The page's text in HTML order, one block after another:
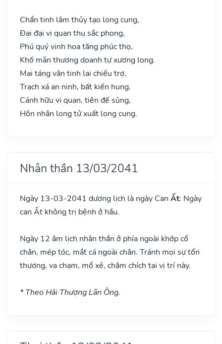
Chẩn tinh lâm thủy tạo long cung,
Đại đại vi quan thụ sắc phong,
Phú quý vinh hoa tăng phúc thọ,
Khố mãn thương doanh tự xương long.
Mai táng văn tinh lai chiếu trợ,
Trạch xá an ninh, bất kiến hung.
Cánh hữu vi quan, tiên đế sủng,
Hôn nhân long tử xuất long cung.
Nhân thần 13/03/2041
Ngày 13-03-2041 dương lịch là ngày Can Ất: Ngày
can Ất không trị bệnh ở hầu.
Ngày 12 âm lịch nhân thần ở phía ngoài khớp cổ
chân, mép tóc, mắt cá ngoài chân. Tránh mọi sự tổn
thương, va chạm, mổ xẻ, châm chích tại vị trí này.
* Theo Hải Thượng Lãn Ông.